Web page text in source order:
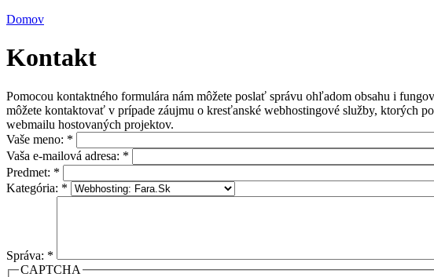
Domov
Kontakt
Pomocou kontaktného formulára nám môžete poslať správu ohľadom obsahu i
môžete kontaktovať v prípade záujmu o kresťanské webhostingové služby, ktorých
webmailu hostovaných projektov.
Vaše meno: *
Vaša e-mailová adresa: *
Predmet: *
Kategória: *
Správa: *
CAPTCHA